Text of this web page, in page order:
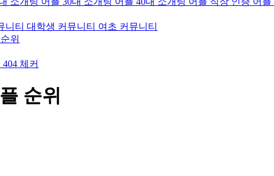
니티 대학생 커뮤니티 여초 커뮤니티
위
404 체커
순위